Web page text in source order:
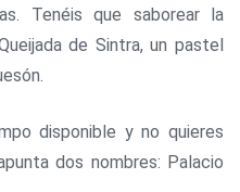
Tenéis que saborear la
de Sintra, un pastel
disponible y no quieres
dos nombres: Palacio